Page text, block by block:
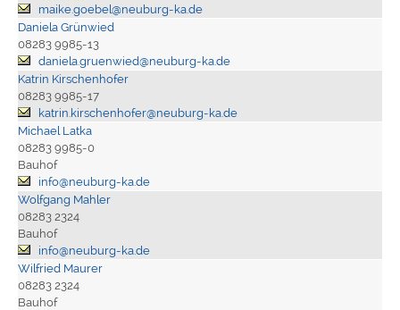
maike.goebel@neuburg-ka.de
Daniela Grünwied
08283 9985-13
daniela.gruenwied@neuburg-ka.de
Katrin Kirschenhofer
08283 9985-17
katrin.kirschenhofer@neuburg-ka.de
Michael Latka
08283 9985-0
Bauhof
info@neuburg-ka.de
Wolfgang Mahler
08283 2324
Bauhof
info@neuburg-ka.de
Wilfried Maurer
08283 2324
Bauhof